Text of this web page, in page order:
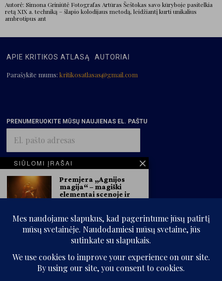
Autorė: Simona Griniūtė Fotografas Artūras Šeštokas savo kūryboje pasitelkia
retą XIX a. techniką – šlapio kolodijaus metodą, leidžiantį kurti unikalius
ambrotipus ant
APIE KRITIKOS ATLASĄ AUTORIAI
Parašykite mums:kritikosatlasas@gmail.com
PRENUMERUOKITE MŪSŲ NAUJIENAS EL. PAŠTU
pašto
adresas
PRENUMERUOTI
© „Kritikos atlasas“, 2025. Visos teisės saugomos.
SIŪLOMI ĮRAŠAI
Premjera „Agnijos
magija“ – magiški
elementai scenoje ir
paroda
NKDT informacija
Nacionaliniame Kauno
dramos teatre gegužės 22 d.
Režisierius Naubertas
Jasinskas neria į